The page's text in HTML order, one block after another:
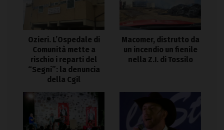
Ozieri. L’Ospedale di
Comunità mette a
rischio i reparti del
“Segni”: la denuncia
della Cgil
Macomer, distrutto da
un incendio un fienile
nella Z.I. di Tossilo